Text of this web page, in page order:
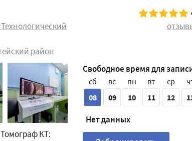
Технологический
район
Томограф КТ:
Свободное время для
сб
08
вс
09
пн
10
вт
11
ср
12
Нет данных